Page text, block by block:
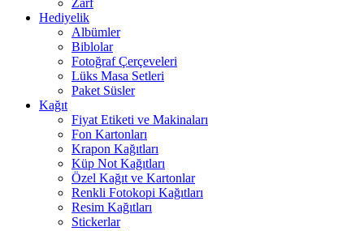
Hediyelik
Albümler
Biblolar
Fotoğraf Çerçeveleri
Lüks Masa Setleri
Paket Süsler
Kağıt
Fiyat Etiketi ve Makinaları
Fon Kartonları
Krapon Kağıtları
Küp Not Kağıtları
Özel Kağıt ve Kartonlar
Renkli Fotokopi Kağıtları
Resim Kağıtları
Stickerlar